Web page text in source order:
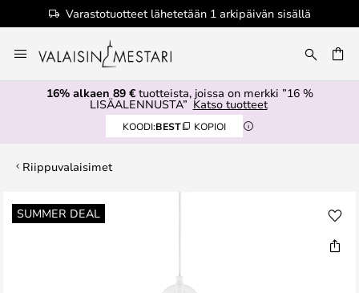
Varastotuotteet lähetetään 1 arkipäivän sisällä
to
Content
16% alkaen 89 €tuotteista, joissa on merkki ”16 %
LISÄALENNUSTA” Katso tuotteet
KOODI:BEST KOPIOI
Riippuvalaisimet
SUMMER DEAL
Skip
to